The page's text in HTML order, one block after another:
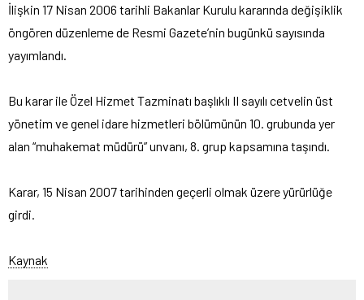
İlişkin 17 Nisan 2006 tarihli Bakanlar Kurulu kararında değişiklik
öngören düzenleme de Resmi Gazete’nin bugünkü sayısında
yayımlandı.
Bu karar ile Özel Hizmet Tazminatı başlıklı II sayılı cetvelin üst
yönetim ve genel idare hizmetleri bölümünün 10. grubunda yer
alan “muhakemat müdürü” unvanı, 8. grup kapsamına taşındı.
Karar, 15 Nisan 2007 tarihinden geçerli olmak üzere yürürlüğe
girdi.
Kaynak